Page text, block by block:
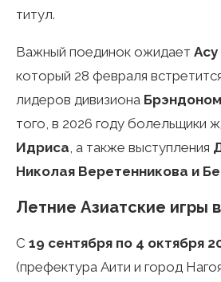
титул.
Важный поединок ожидает
который 28 февраля
лидеров дивизиона
того, в 2026 году болельщики
Идриса, а также выступления
Николая Веретенникова и
Летние Азиатские игры
С 19 сентября по 4 октября
(префектура Аити и город